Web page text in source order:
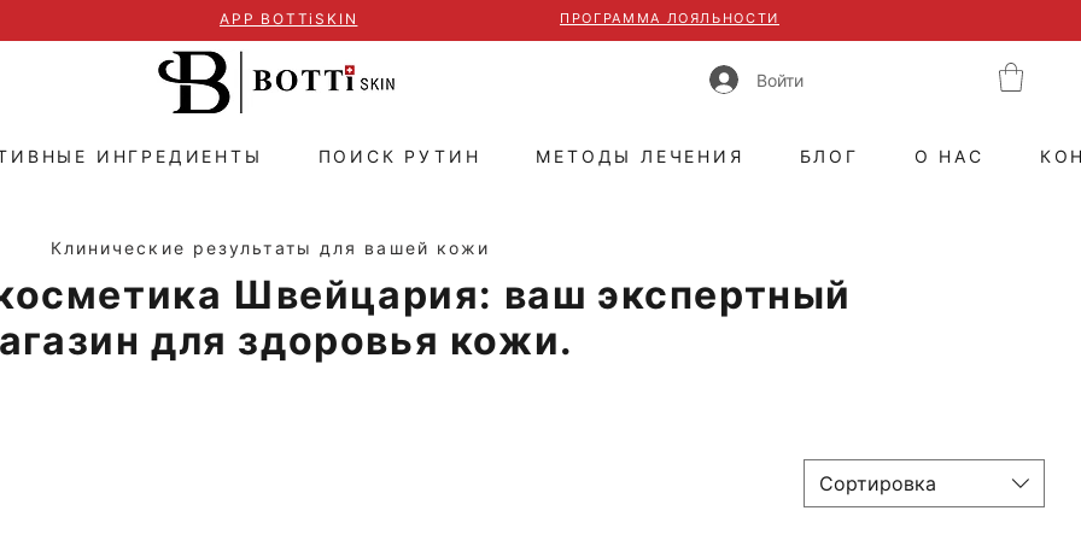
Войти
APP BOTTiSKIN ПРОГРАММА ЛОЯЛЬНОСТИ
ИНГРЕДИЕНТЫ ПОИСК РУТИН МЕТОДЫ ЛЕЧЕНИЯ БЛОГ О НАС
Клинические результаты для вашей кожи
Швейцария: ваш экспертный
для здоровья кожи.
Сортировка